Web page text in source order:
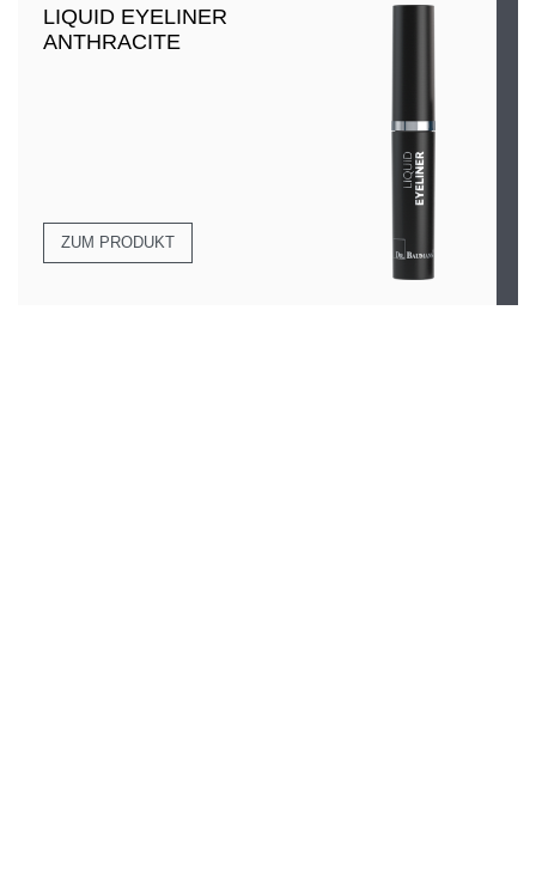
LIQUID EYELINER
ANTHRACITE
ZUM PRODUKT